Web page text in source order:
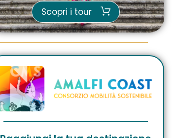
Scopri i tour